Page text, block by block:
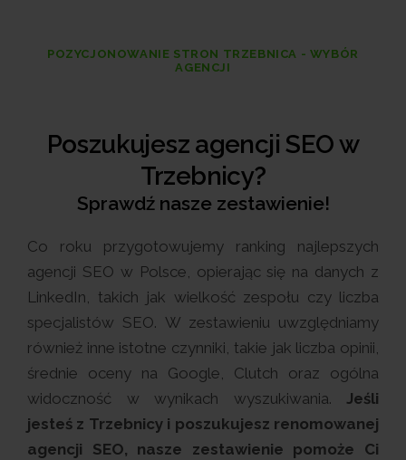
POZYCJONOWANIE STRON TRZEBNICA - WYBÓR
AGENCJI
Poszukujesz agencji SEO w
Trzebnicy?
Sprawdź nasze zestawienie!
Co roku przygotowujemy ranking najlepszych
agencji SEO w Polsce, opierając się na danych z
LinkedIn, takich jak wielkość zespołu czy liczba
specjalistów SEO. W zestawieniu uwzględniamy
również inne istotne czynniki, takie jak liczba opinii,
średnie oceny na Google, Clutch oraz ogólna
widoczność w wynikach wyszukiwania. Jeśli
jesteś z Trzebnicy i poszukujesz renomowanej
agencji SEO, nasze zestawienie pomoże Ci